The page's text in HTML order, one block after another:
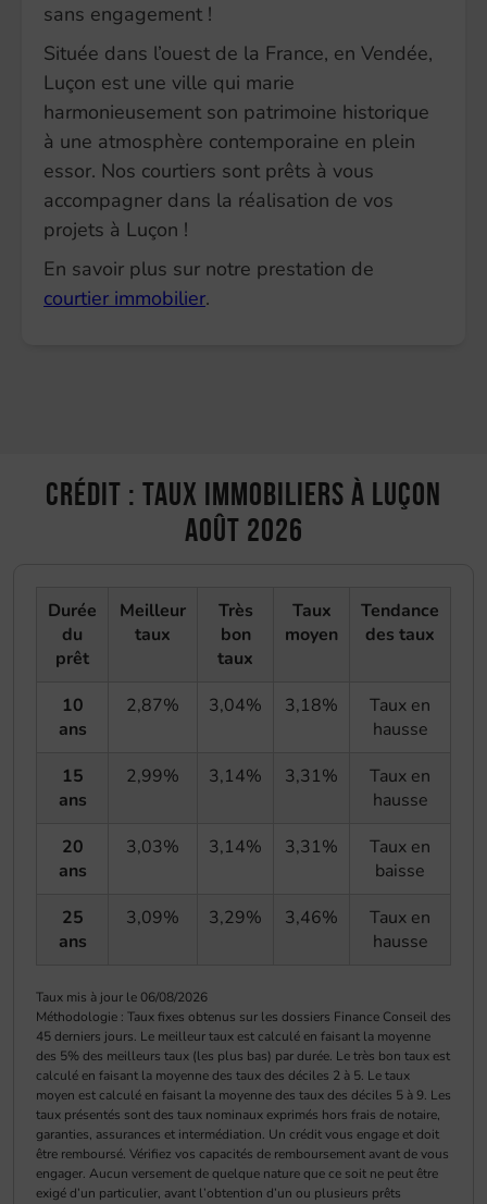
sans engagement !
Située dans l’ouest de la France, en Vendée,
Luçon est une ville qui marie
harmonieusement son patrimoine historique
à une atmosphère contemporaine en plein
essor. Nos courtiers sont prêts à vous
accompagner dans la réalisation de vos
projets à Luçon !
En savoir plus sur notre prestation de
courtier immobilier.
Crédit : taux immobiliers à Luçon
août 2026
Durée
du
prêt
Meilleur
taux
Très
bon
taux
Taux
moyen
Tendance
des taux
10
ans
2,87% 3,04% 3,18%
Taux en
hausse
15
ans
2,99% 3,14% 3,31%
Taux en
hausse
20
ans
3,03% 3,14% 3,31%
Taux en
baisse
25
ans
3,09% 3,29% 3,46%
Taux en
hausse
Taux mis à jour le 06/08/2026
Méthodologie